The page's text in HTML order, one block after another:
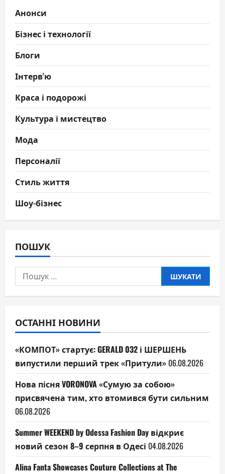
Анонси
Бізнес і технології
Блоги
Інтерв'ю
Краса і подорожі
Культура і мистецтво
Мода
Персоналії
Стиль життя
Шоу-бізнес
ПОШУК
Пошук:
ОСТАННІ НОВИНИ
«КОМПОТ» стартує: GERALD 032 і ШЕРШЕНЬ
випустили перший трек «Притули» 06.08.2026
Нова пісня VORONOVA «Сумую за собою»
присвячена тим, хто втомився бути сильним
06.08.2026
Summer WEEKEND by Odessa Fashion Day відкриє
новий сезон 8–9 серпня в Одесі 04.08.2026
Alina Fanta Showcases Couture Collections at The